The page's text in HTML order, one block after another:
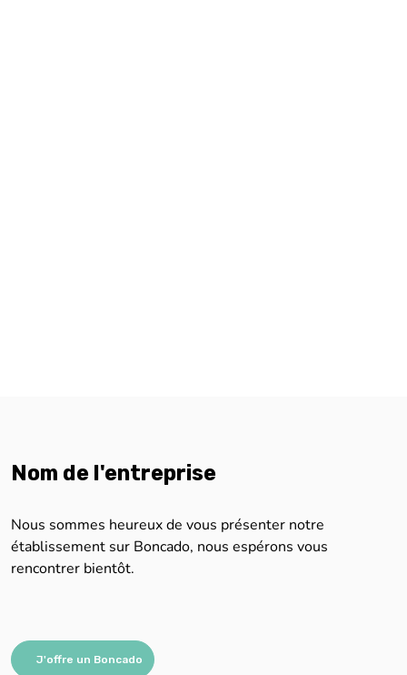
Nom de l'entreprise
Nous sommes heureux de vous présenter notre
établissement sur Boncado, nous espérons vous
rencontrer bientôt.
J'offre un Boncado